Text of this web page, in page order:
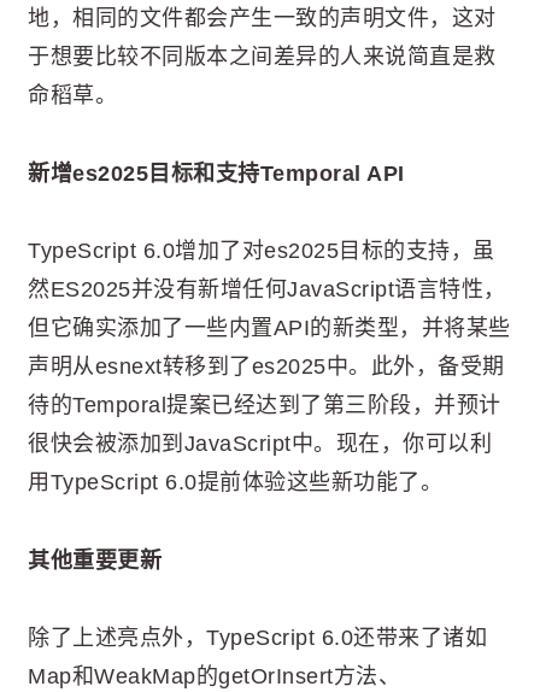
地，相同的文件都会产生一致的声明文件，这对
于想要比较不同版本之间差异的人来说简直是救
命稻草。
新增es2025目标和支持Temporal API
TypeScript 6.0增加了对es2025目标的支持，虽
然ES2025并没有新增任何JavaScript语言特性，
但它确实添加了一些内置API的新类型，并将某些
声明从esnext转移到了es2025中。此外，备受期
待的Temporal提案已经达到了第三阶段，并预计
很快会被添加到JavaScript中。现在，你可以利
用TypeScript 6.0提前体验这些新功能了。
其他重要更新
除了上述亮点外，TypeScript 6.0还带来了诸如
Map和WeakMap的getOrInsert方法、